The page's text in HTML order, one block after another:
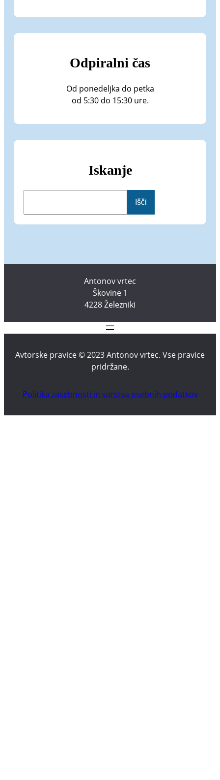
Odpiralni čas
Od ponedeljka do petka
od 5:30 do 15:30 ure.
Iskanje
Išči
Antonov vrtec
Škovine 1
4228 Železniki
Avtorske pravice © 2023 Antonov vrtec. Vse pravice
pridržane.
Politika zasebnosti in varstva osebnih podatkov